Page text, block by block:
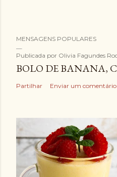
n
v
i
a
m
c
o
e
MENSAGENS POPULARES
Publicada por Olivia Fagundes
BOLO DE BANANA,
Partilhar Enviar um comentário